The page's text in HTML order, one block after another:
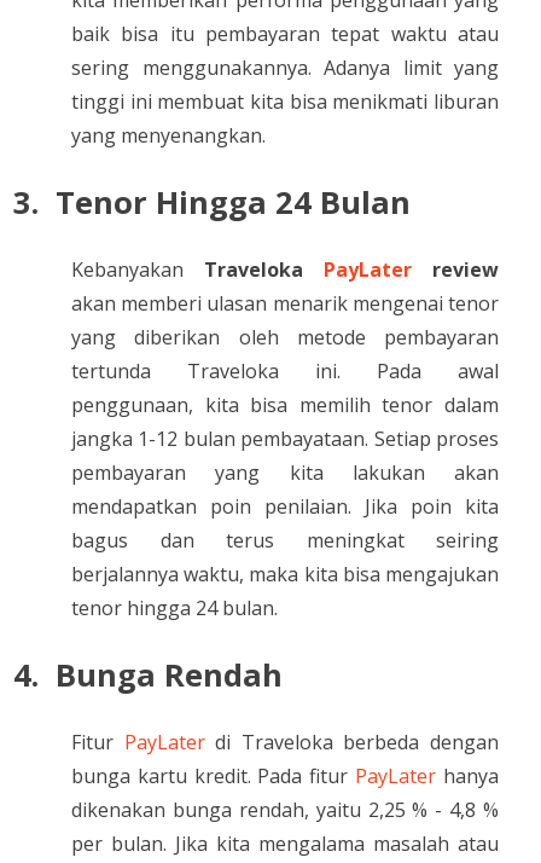
baik bisa itu pembayaran tepat waktu atau
sering menggunakannya. Adanya limit yang
tinggi ini membuat kita bisa menikmati liburan
yang menyenangkan.
3. Tenor Hingga 24 Bulan
Kebanyakan Traveloka PayLater review
akan memberi ulasan menarik mengenai tenor
yang diberikan oleh metode pembayaran
tertunda Traveloka ini. Pada awal
penggunaan, kita bisa memilih tenor dalam
jangka 1-12 bulan pembayataan. Setiap proses
pembayaran yang kita lakukan akan
mendapatkan poin penilaian. Jika poin kita
bagus dan terus meningkat seiring
berjalannya waktu, maka kita bisa mengajukan
tenor hingga 24 bulan.
4. Bunga Rendah
Fitur PayLaterdi Traveloka berbeda dengan
bunga kartu kredit. Pada fitur PayLater hanya
dikenakan bunga rendah, yaitu 2,25 % - 4,8 %
per bulan. Jika kita mengalama masalah atau